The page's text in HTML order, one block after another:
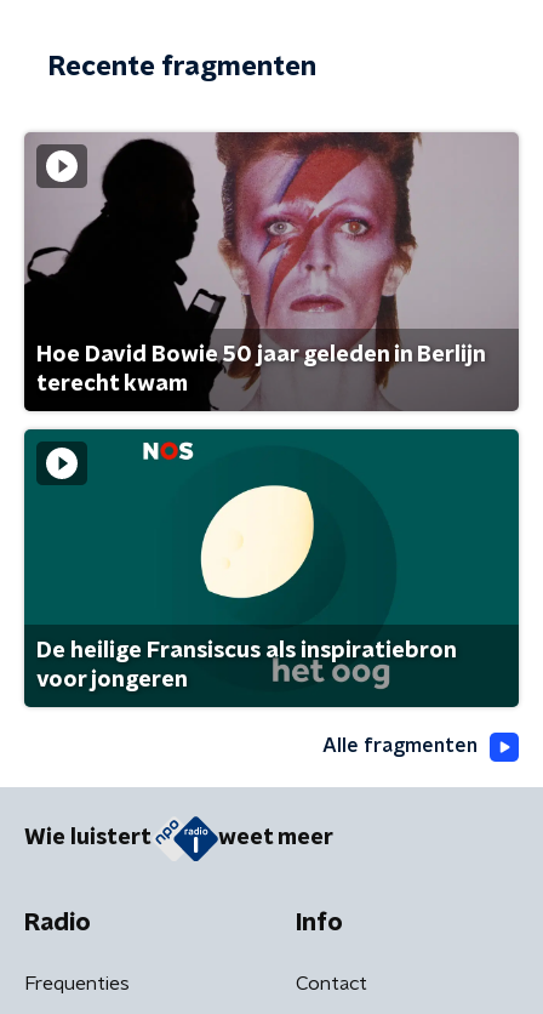
Recente fragmenten
Hoe David Bowie 50 jaar geleden in Berlijn
terecht kwam
De heilige Fransiscus als inspiratiebron
voor jongeren
Alle fragmenten
Wie luistert weet meer
Radio
Frequenties
Info
Contact